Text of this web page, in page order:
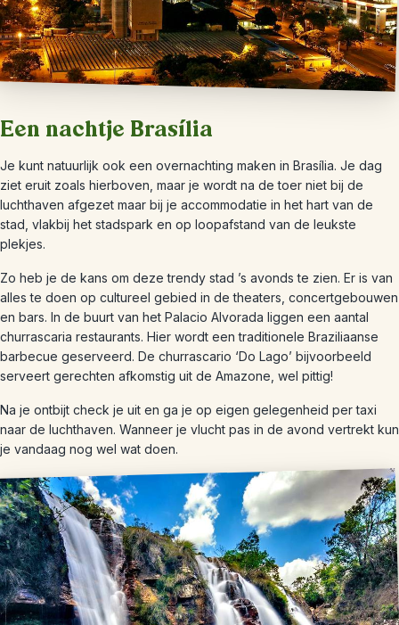
Een nachtje Brasília
Je kunt natuurlijk ook een overnachting maken in Brasília. Je dag
ziet eruit zoals hierboven, maar je wordt na de toer niet bij de
luchthaven afgezet maar bij je accommodatie in het hart van de
stad, vlakbij het stadspark en op loopafstand van de leukste
plekjes.
Zo heb je de kans om deze trendy stad ’s avonds te zien. Er is van
alles te doen op cultureel gebied in de theaters, concertgebouwen
en bars. In de buurt van het Palacio Alvorada liggen een aantal
churrascaria restaurants. Hier wordt een traditionele Braziliaanse
barbecue geserveerd. De churrascario ‘Do Lago’ bijvoorbeeld
serveert gerechten afkomstig uit de Amazone, wel pittig!
Na je ontbijt check je uit en ga je op eigen gelegenheid per taxi
naar de luchthaven. Wanneer je vlucht pas in de avond vertrekt kun
je vandaag nog wel wat doen.